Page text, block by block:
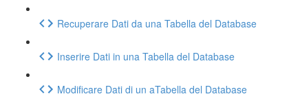
Recuperare Dati da una Tabella del Database
Inserire Dati in una Tabella del Database
Modificare Dati di un aTabella del Database